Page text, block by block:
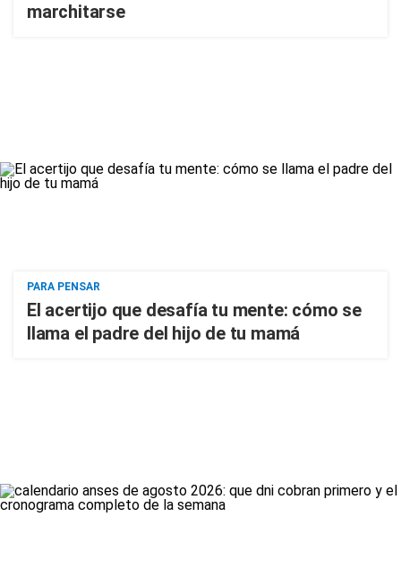
marchitarse
PARA PENSAR
El acertijo que desafía tu mente: cómo se
llama el padre del hijo de tu mamá